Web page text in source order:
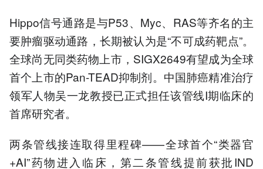
Hippo信号通路是与P53、Myc、RAS等齐名的主
要肿瘤驱动通路，长期被认为是“不可成药靶点”。
全球尚无同类药物上市，SIGX2649有望成为全球
首个上市的Pan-TEAD抑制剂。中国肺癌精准治疗
领军人物吴一龙教授已正式担任该管线I期临床的
首席研究者。
两条管线接连取得里程碑——全球首个“类器官
+AI”药物进入临床，第二条管线提前获批IND